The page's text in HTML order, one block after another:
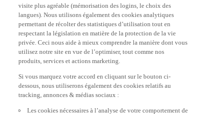
permettant de récolter des statistiques d’utilisation tout en
respectant la législation en matière de la protection de la vie
privée. Ceci nous aide à mieux comprendre la manière dont vous
utilisez notre site en vue de l’optimiser, tout comme nos
produits, services et actions marketing.
Si vous marquez votre accord en cliquant sur le bouton ci-
dessous, nous utiliserons également des cookies relatifs au
tracking, annonces & médias sociaux :
Les cookies nécessaires à l’analyse de votre comportement de
navigation et à la fourniture d’annonces nous aident à vous
présenter des offres publicitaires relevantes sur nos gammes et à